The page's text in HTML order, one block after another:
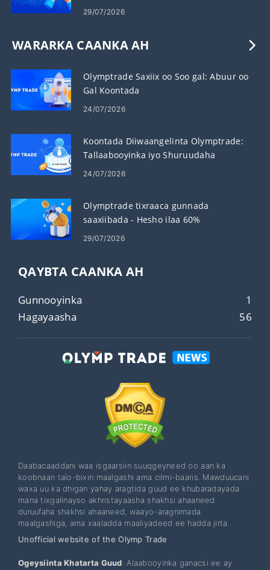
Dhaqanka
29/07/2026
WARARKA CAANKA AH
Olymptrade Saxiix oo Soo gal: Abuur oo
Gal Koontada
24/07/2026
Koontada Diiwaangelinta Olymptrade:
Tallaabooyinka iyo Shuruudaha
24/07/2026
Olymptrade tixraaca gunnada
saaxiibada - Hesho ilaa 60%
Komishanka Gudbinta
29/07/2026
QAYBTA CAANKA AH
Gunnooyinka
1
Hagayaasha
56
Daabacaaddani waa isgaarsiin suuqgeyneed oo aan ka
koobnaan talo-bixin maalgashi ama cilmi-baaris. Mawduucani
waxa uu ka dhigan yahay aragtida guud ee khubaradayada
mana tixgalinayso akhristayaasha shakhsi ahaaneed
duruufaha shakhsi ahaaneed, waayo-aragnimada
maalgashiga, ama xaaladda maaliyadeed ee hadda jirta.
Unofficial website of the Olymp Trade
Ogeysiinta Khatarta Guud: Alaabooyinka ganacsi ee ay